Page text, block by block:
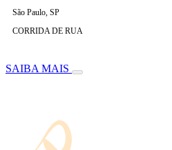
São Paulo, SP
CORRIDA DE RUA
SAIBA MAIS